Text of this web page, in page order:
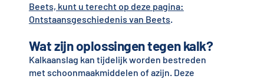
Beets, kunt u terecht op deze pagina:
Ontstaansgeschiedenis van Beets.
Wat zijn oplossingen tegen kalk?
Kalkaanslag kan tijdelijk worden bestreden
met schoonmaakmiddelen of azijn. Deze